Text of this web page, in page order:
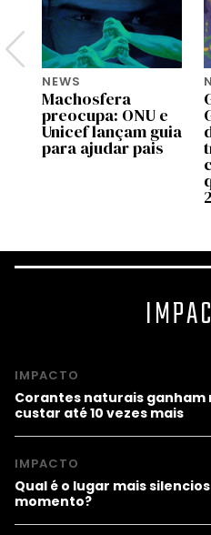
NEWS
Machosfera
preocupa: ONU e
Unicef lançam guia
para ajudar pais
IMPACTO
Corantes naturais ganham
custar até 10 vezes mais
IMPACTO
Qual é o lugar mais
momento?